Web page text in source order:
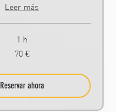
Leer más
1 h
70 €
Reservar ahora